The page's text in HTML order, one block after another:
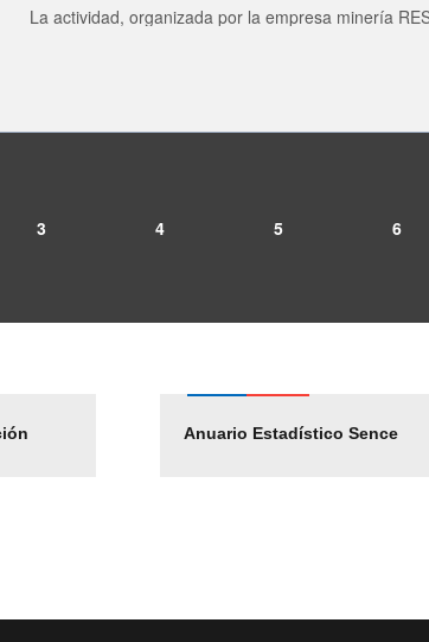
La actividad, organizada por la empresa minería
3 4 5 6
Anuario Estadístico Sence
Empleos Públicos
Solicitud Audiencias